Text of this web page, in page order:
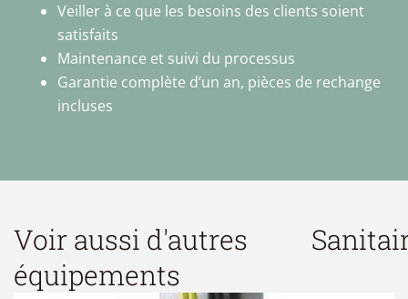
Veiller à ce que les besoins des clients soient
satisfaits
Maintenance et suivi du processus
Garantie complète d’un an, pièces de rechange
incluses
Voir aussi d'autres
équipements